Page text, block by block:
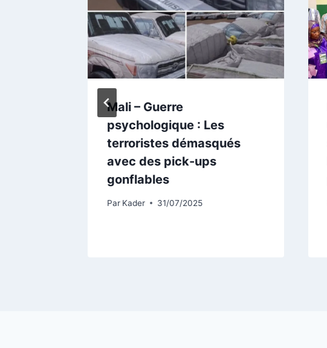
Mali – Guerre
psychologique : Les
terroristes démasqués
avec des pick-ups
gonflables
Par Kader 31/07/2025